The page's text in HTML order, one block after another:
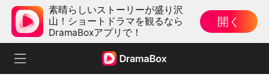
素晴らしいストーリーが盛り沢
山！ショートドラマを観るなら
DramaBoxアプリで！
開く